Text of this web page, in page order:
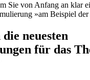
Sie von Anfang an klar
»am Beispiel
neuesten
für das